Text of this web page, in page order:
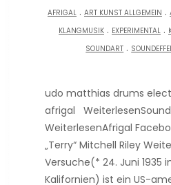
AFRIGAL . ART KUNST ALLGEMEIN .
KLANGMUSIK . EXPERIMENTAL .
SOUNDART .
udo matthias drums
afrigal
WeiterlesenAfrigal
„Terry“ Mitchell Riley
Versuche(* 24. Juni 1935
Kalifornien) ist ein US-